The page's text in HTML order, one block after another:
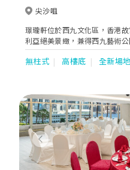
尖沙咀
璟瓏軒位於西九文化區，香港
利亞絕美景緻，兼得西九藝術
浪漫證婚， 打造畢生難忘唯一 唯美的婚
軒宴會廳面積3585平方呎及
締造永誌難忘的婚禮宴會。
無柱式 高樓底 全新場地
Previous